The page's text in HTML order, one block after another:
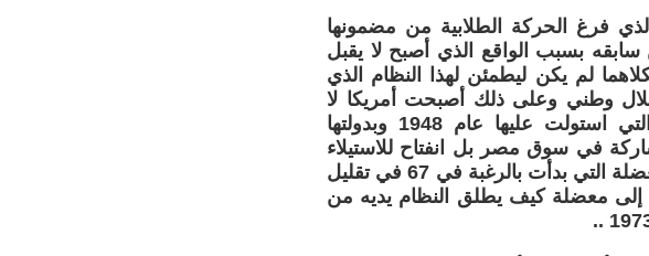
فرغ الحركة الطلابية من مضمونها
بسبب الواقع الذي أصبح لا يقبل
لم يكن ليطمئن لهذا النظام الذي
وطني وعلى ذلك أصبحت أمريكا لا
تكتفي بالاعتراف بإسرائيل ( أي بحقها في الأراضي التي استولت عليها عام 1948 وبدولتها
في سوق مصر بل انفتاح للاستيلاء
الكامل عليه في منافسة حرة لسنا ندا فيها .. وهكذا فالمعضلة التي بدأت بالرغبة في 67 في تقليل
إلى معضلة كيف يطلق النظام يديه من